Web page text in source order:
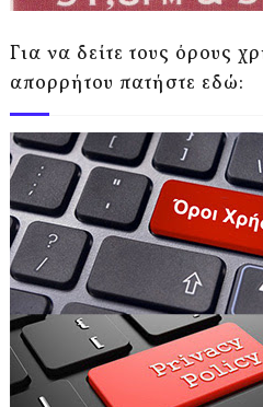
Για να δείτε τους όρους
απορρήτου πατήστε εδώ: